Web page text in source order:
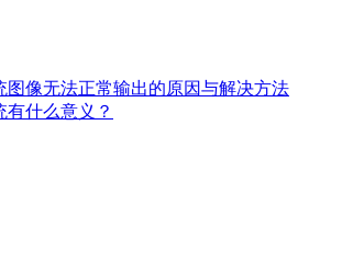
图像无法正常输出的原因与解决方法
有什么意义？